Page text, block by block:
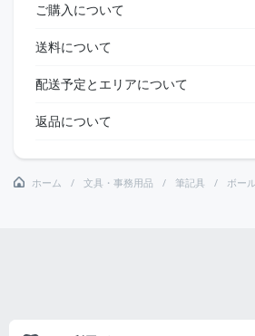
ご購入について
送料について
配送予定とエリアについて
返品について
ホーム 文具・事務用品 筆記具 ボー